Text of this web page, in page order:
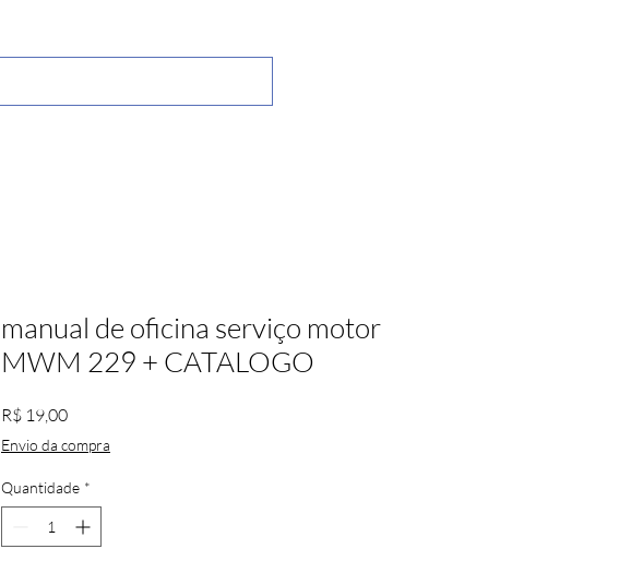
manual de oficina serviço motor
MWM 229 + CATALOGO
R$ 19,00Preço
Envio da compra
Quantidade *